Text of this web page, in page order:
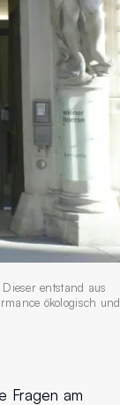
entstand aus
ökologisch und
Fragen am